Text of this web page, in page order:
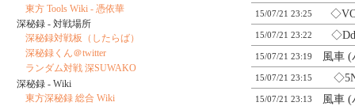
15/07/21 23:25
15/07/21 23:22
15/07/21 23:19 風車
15/07/21 23:15
15/07/21 23:13 風車
東方 Tools Wiki - 憑依華
深秘録 - 対戦場所
深秘録対戦板（したらば）
深秘録くん＠twitter
ランダム対戦 深SUWAKO
深秘録 - Wiki
東方深秘録 総合 Wiki